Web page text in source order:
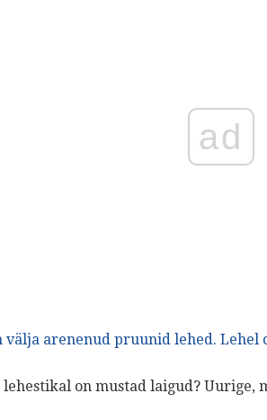
ad
välja arenenud pruunid lehed. Lehel
on mustad laigud? Uurige,